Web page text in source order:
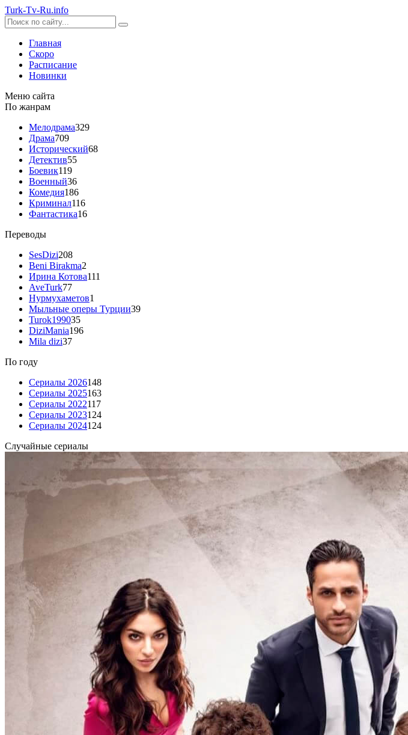
Turk-Tv-Ru.info
Главная
Скоро
Расписание
Новинки
Меню сайта
По жанрам
Мелодрама329
Драма709
Исторический68
Детектив55
Боевик119
Военный36
Комедия186
Криминал116
Фантастика16
Переводы
SesDizi208
Beni Birakma2
Ирина Котова111
AveTurk77
Нурмухаметов1
Мыльные оперы Турции39
Turok199035
DiziMania196
Mila dizi37
По году
Сериалы 2026148
Сериалы 2025163
Сериалы 2022117
Сериалы 2023124
Сериалы 2024124
Случайные сериалы